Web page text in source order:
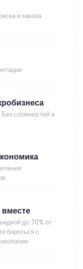
и заказа
сложностей и
до 70% от
бороться с